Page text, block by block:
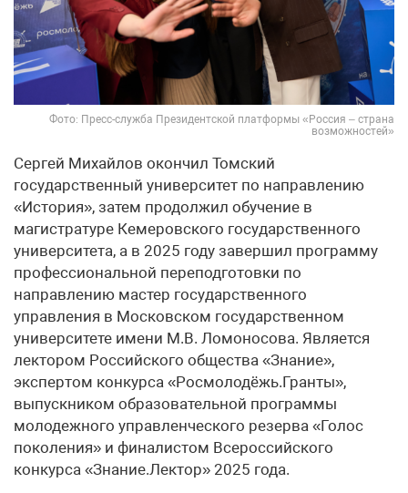
Фото: Пресс-служба Президентской платформы «Россия – страна
возможностей»
Сергей Михайлов окончил Томский
государственный университет по направлению
«История», затем продолжил обучение в
магистратуре Кемеровского государственного
университета, а в 2025 году завершил программу
профессиональной переподготовки по
направлению мастер государственного
управления в Московском государственном
университете имени М.В. Ломоносова. Является
лектором Российского общества «Знание»,
экспертом конкурса «Росмолодёжь.Гранты»,
выпускником образовательной программы
молодежного управленческого резерва «Голос
поколения» и финалистом Всероссийского
конкурса «Знание.Лектор» 2025 года.